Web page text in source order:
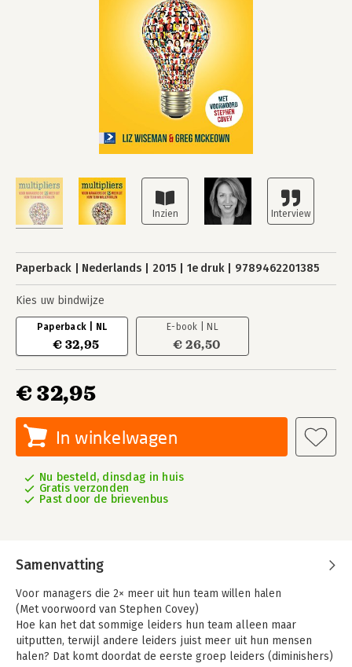
Paperback Nederlands 2015 1e druk 9789462201385
Kies uw bindwijze
Paperback | NL
€ 32,95
E-book | NL
€ 26,50
€ 32,95
In winkelwagen
Nu besteld, dinsdag in huis
Gratis verzonden
Past door de brievenbus
Samenvatting
Voor managers die 2× meer uit hun team willen halen
(Met voorwoord van Stephen Covey)
Hoe kan het dat sommige leiders hun team alleen maar
uitputten, terwijl andere leiders juist meer uit hun mensen
halen? Dat komt doordat de eerste groep leiders (diminishers)